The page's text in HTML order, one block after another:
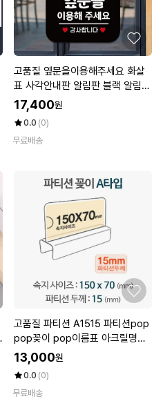
고품질 옆문을이용해주세요 화살
표 사각안내판 알림판 블랙 알림판
공지사항판 (WA10628)
17,400원
0.0 (0)
무료배송
고품질 파티션 A1515 파티션pop
pop꽂이 pop이름표 아크릴명패
(W6AF1F2)
13,000원
0.0 (0)
무료배송